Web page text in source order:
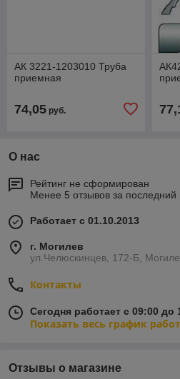
АК 3221-1203010 Труба
приемная
74,05 руб.
О нас
Рейтинг не сформирован
Менее 5 отзывов за последний
Работает с 01.10.2013
г. Могилев
ул.Челюскинцев, 172-Б,
Контакты
Сегодня работает с 09:00 до
Показать весь график
Отзывы о магазине